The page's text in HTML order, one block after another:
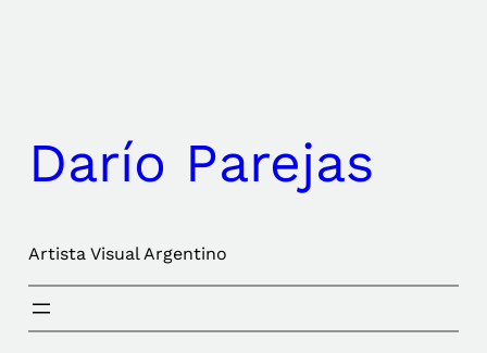
Darío Parejas
Artista Visual Argentino